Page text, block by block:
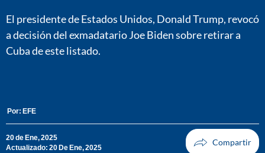
El presidente de Estados Unidos, Donald Trump, revocó
a decisión del exmadatario Joe Biden sobre retirar a
Cuba de este listado.
Por: EFE
20 de Ene, 2025
Actualizado: 20 De Ene, 2025